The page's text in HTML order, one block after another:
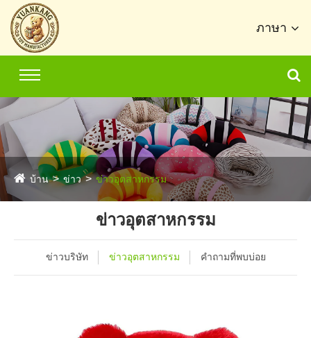
ภาษา
บ้าน ข่าว ข่าวอุตสาหกรรม
ข่าวอุตสาหกรรม
ข่าวบริษัท ข่าวอุตสาหกรรม คำถามที่พบบ่อย